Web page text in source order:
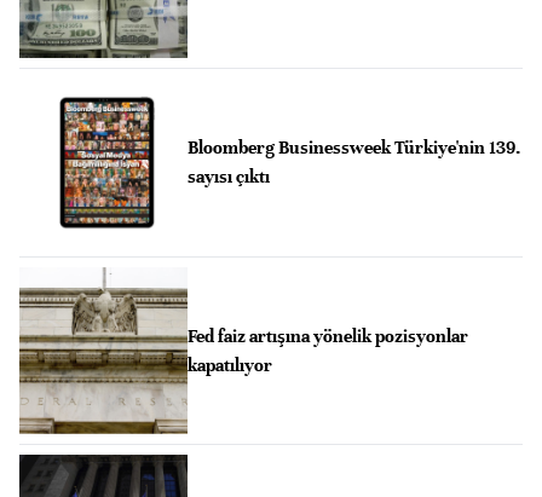
Bloomberg Businessweek Türkiye'nin 139.
sayısı çıktı
Fed faiz artışına yönelik pozisyonlar
kapatılıyor